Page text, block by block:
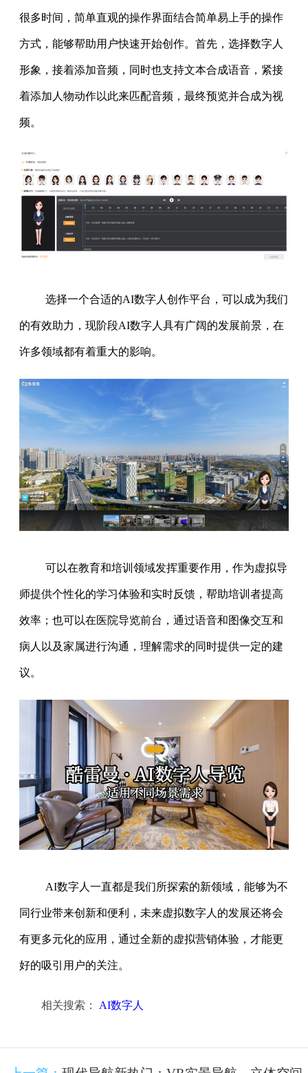
很多时间，简单直观的操作界面结合简单易上手的操作
方式，能够帮助用户快速开始创作。首先，选择数字人
形象，接着添加音频，同时也支持文本合成语音，紧接
着添加人物动作以此来匹配音频，最终预览并合成为视
频。
选择一个合适的AI数字人创作平台，可以成为我们
的有效助力，现阶段AI数字人具有广阔的发展前景，在
许多领域都有着重大的影响。
可以在教育和培训领域发挥重要作用，作为虚拟导
师提供个性化的学习体验和实时反馈，帮助培训者提高
效率；也可以在医院导览前台，通过语音和图像交互和
病人以及家属进行沟通，理解需求的同时提供一定的建
议。
AI数字人一直都是我们所探索的新领域，能够为不
同行业带来创新和便利，未来虚拟数字人的发展还将会
有更多元化的应用，通过全新的虚拟营销体验，才能更
好的吸引用户的关注。
相关搜索： AI数字人